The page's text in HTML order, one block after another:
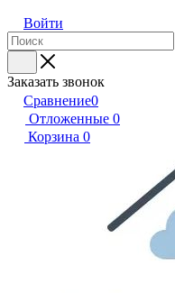
Войти
Заказать звонок
Сравнение0
Отложенные 0
Корзина 0